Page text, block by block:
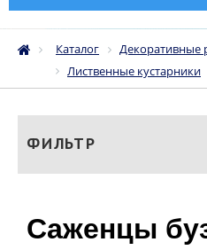
Каталог
Декоративные
Лиственные кустарники
ФИЛЬТР
Саженцы